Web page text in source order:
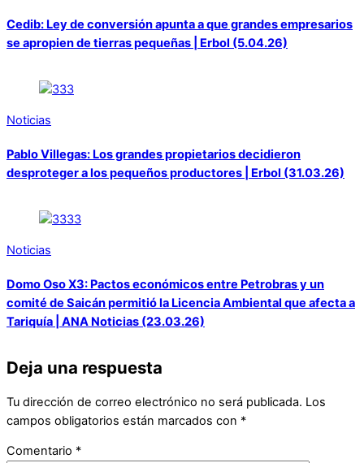
Cedib: Ley de conversión apunta a que grandes empresarios
se apropien de tierras pequeñas | Erbol (5.04.26)
Noticias
Pablo Villegas: Los grandes propietarios decidieron
desproteger a los pequeños productores | Erbol (31.03.26)
Noticias
Domo Oso X3: Pactos económicos entre Petrobras y un
comité de Saicán permitió la Licencia Ambiental que afecta a
Tariquía | ANA Noticias (23.03.26)
Deja una respuesta
Tu dirección de correo electrónico no será publicada. Los
campos obligatorios están marcados con *
Comentario *